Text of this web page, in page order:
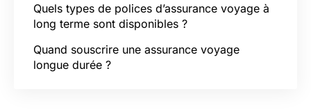
Quels types de polices d’assurance voyage à
long terme sont disponibles ?
Quand souscrire une assurance voyage
longue durée ?